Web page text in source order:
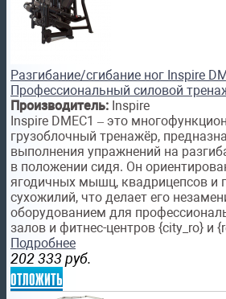
Разгибание/сгибание ног Inspire
Профессиональный силовой
Производитель: Inspire
Inspire DMEC1 – это
грузоблочный тренажёр,
выполнения упражнений на
в положении сидя. Он
ягодичных мышц, квадрицепсов и
сухожилий, что делает его
оборудованием для
залов и фитнес-центров {city_ro} и
Подробнее
202 333 руб.
отложить